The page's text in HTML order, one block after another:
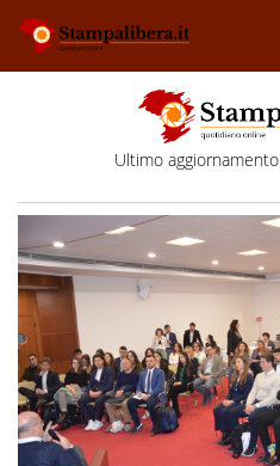
Ultimo aggiornamento